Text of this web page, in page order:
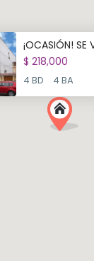
¡OCASIÓN! SE
$ 218,000
4 BD 4 BA